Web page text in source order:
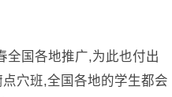
全国各地推广,为此也付出
穴班,全国各地的学生都会